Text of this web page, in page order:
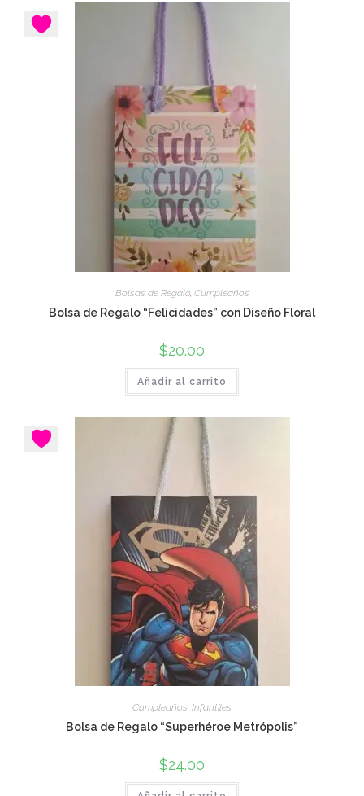
Bolsas de Regalo, Cumpleaños
Bolsa de Regalo “Felicidades” con Diseño Floral
$20.00
Añadir al carrito
Cumpleaños, Infantiles
Bolsa de Regalo “Superhéroe Metrópolis”
$24.00